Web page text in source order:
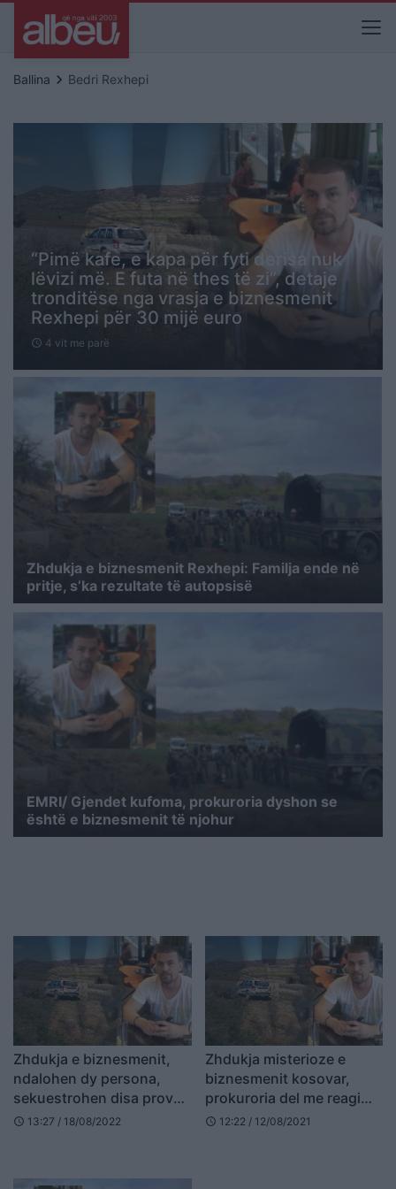
Ballina keyboard_arrow_right Bedri Rexhepi
“Pimë kafe, e kapa për fyti derisa nuk
lëvizi më. E futa në thes të zi”, detaje
tronditëse nga vrasja e biznesmenit
Rexhepi për 30 mijë euro
schedule 4 vit me parë
Zhdukja e biznesmenit Rexhepi: Familja ende në
pritje, s’ka rezultate të autopsisë
EMRI/ Gjendet kufoma, prokuroria dyshon se
është e biznesmenit të njohur
Zhdukja e biznesmenit,
ndalohen dy persona,
sekuestrohen disa prova
materiale
schedule 13:27 / 18/08/2022
Zhdukja misterioze e
biznesmenit kosovar,
prokuroria del me reagim
zyrtar
schedule 12:22 / 12/08/2021